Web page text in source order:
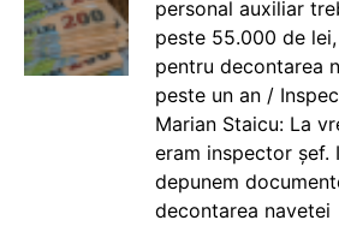
personal auxiliar
peste 55.000 de
pentru decontarea
peste un an /
Marian Staicu: La
eram inspector șef.
depunem
decontarea navetei